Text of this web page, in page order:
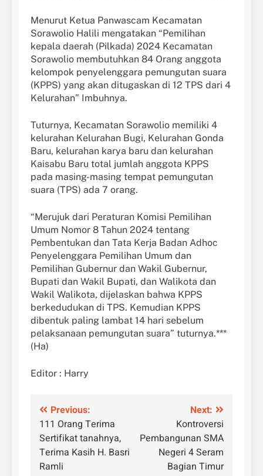
Menurut Ketua Panwascam Kecamatan
Sorawolio Halili mengatakan “Pemilihan
kepala daerah (Pilkada) 2024 Kecamatan
Sorawolio membutuhkan 84 Orang anggota
kelompok penyelenggara pemungutan suara
(KPPS) yang akan ditugaskan di 12 TPS dari 4
Kelurahan” Imbuhnya.
Tuturnya, Kecamatan Sorawolio memiliki 4
kelurahan Kelurahan Bugi, Kelurahan Gonda
Baru, kelurahan karya baru dan kelurahan
Kaisabu Baru total jumlah anggota KPPS
pada masing-masing tempat pemungutan
suara (TPS) ada 7 orang.
“Merujuk dari Peraturan Komisi Pemilihan
Umum Nomor 8 Tahun 2024 tentang
Pembentukan dan Tata Kerja Badan Adhoc
Penyelenggara Pemilihan Umum dan
Pemilihan Gubernur dan Wakil Gubernur,
Bupati dan Wakil Bupati, dan Walikota dan
Wakil Walikota, dijelaskan bahwa KPPS
berkedudukan di TPS. Kemudian KPPS
dibentuk paling lambat 14 hari sebelum
pelaksanaan pemungutan suara” tuturnya.***
(Ha)
Editor : Harry
Navigasi
pos
Previous:
111 Orang Terima
Sertifikat tanahnya,
Terima Kasih H. Basri
Ramli
Next:
Kontroversi
Pembangunan SMA
Negeri 4 Seram
Bagian Timur